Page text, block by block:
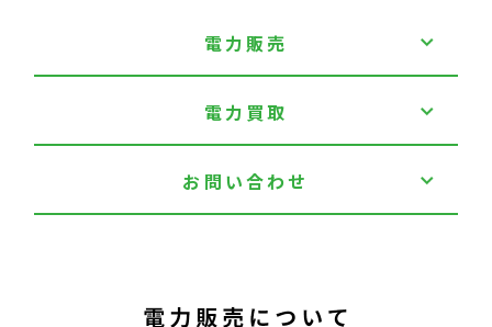
電力販売
電力買取
お問い合わせ